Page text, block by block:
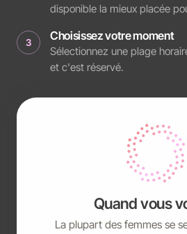
disponible la mieux placée
3 Choisissez votre moment
Sélectionnez une plage
et c'est réservé.
Quand vous
La plupart des femmes se